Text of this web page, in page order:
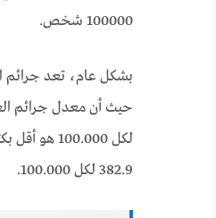
100000 شخص.
بشكل عام، تعد جرائم
لكل 100.000
382.9 لكل 100.000.